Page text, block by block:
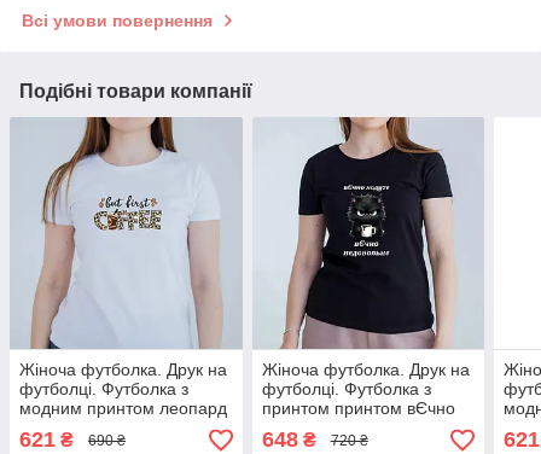
Всі умови повернення
Подібні товари компанії
Жіноча футболка. Друк на
футболці. Футболка з
модним принтом леопард
621 ₴ 690 ₴
Жіноча футболка. Друк на
футболці. Футболка з
принтом принтом вЄчно
недовольне
648₴ 720 ₴ 621